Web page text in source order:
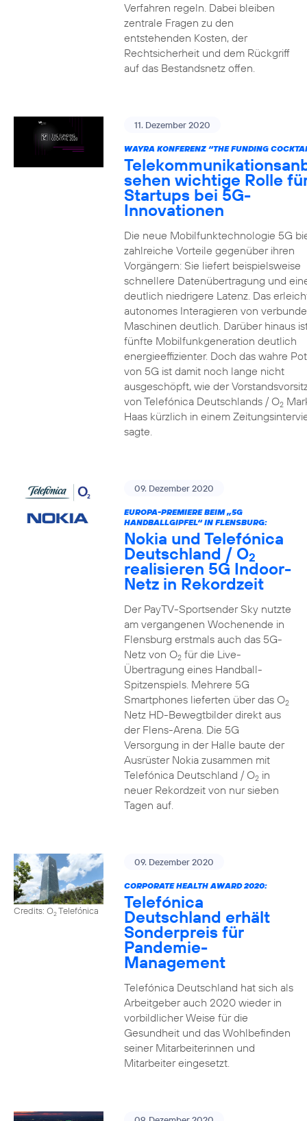
Verfahren regeln. Dabei bleiben
zentrale Fragen zu den
entstehenden Kosten, der
Rechtsicherheit und dem Rückgriff
auf das Bestandsnetz offen.
11. Dezember 2020
WAYRA KONFERENZ “THE FUNDING
sehen wichtige Rolle
Startups bei 5G-
Innovationen
Die neue Mobilfunktechnologie 5G
zahlreiche Vorteile gegenüber ihren
Vorgängern: Sie liefert beispielsweise
schnellere Datenübertragung und
deutlich niedrigere Latenz. Das
autonomes Interagieren von
Maschinen deutlich. Darüber hinaus
fünfte Mobilfunkgeneration deutlich
energieeffizienter. Doch das wahre
von 5G ist damit noch lange nicht
ausgeschöpft, wie der
von Telefónica Deutschlands / O2
Haas kürzlich in einem
sagte.
09. Dezember 2020
EUROPA-PREMIERE BEIM „5G
HANDBALLGIPFEL“ IN FLENSBURG:
Nokia und Telefónica
Deutschland / O2
realisieren 5G Indoor-
Netz in Rekordzeit
Der PayTV-Sportsender Sky nutzte
am vergangenen Wochenende in
Flensburg erstmals auch das 5G-
Netz von O2für die Live-
Übertragung eines Handball-
Spitzenspiels. Mehrere 5G
Smartphones lieferten über das O2
Netz HD-Bewegtbilder direkt aus
der Flens-Arena. Die 5G
Versorgung in der Halle baute der
Ausrüster Nokia zusammen mit
Telefónica Deutschland / O2in
neuer Rekordzeit von nur sieben
Tagen auf.
Credits: O2Telefónica
09. Dezember 2020
CORPORATE HEALTH AWARD 2020:
Telefónica
Deutschland erhält
Sonderpreis für
Pandemie-
Management
Telefónica Deutschland hat sich als
Arbeitgeber auch 2020 wieder in
vorbildlicher Weise für die
Gesundheit und das Wohlbefinden
seiner Mitarbeiterinnen und
Mitarbeiter eingesetzt.